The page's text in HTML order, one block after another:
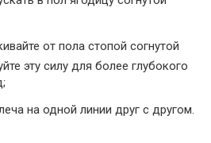
от пола стопой согнутой
эту силу для более глубокого
на одной линии друг с другом.